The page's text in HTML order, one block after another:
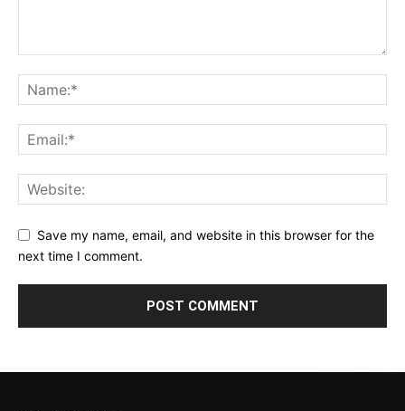
Save my name, email, and website in this browser for the
next time I comment.